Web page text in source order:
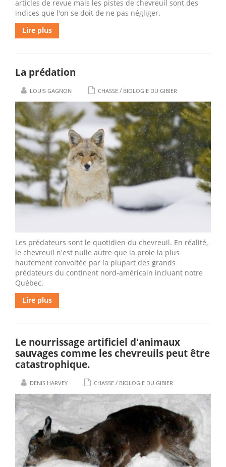
articles de revue mais les pistes de chevreuil sont des
indices que l'on se doit de ne pas négliger.
Lire plus
La prédation
LOUIS GAGNON CHASSE / BIOLOGIE DU GIBIER
Les prédateurs sont le quotidien du chevreuil. En réalité,
le chevreuil n'est nulle autre que la proie la plus
hautement convoitée par la plupart des grands
prédateurs du continent nord-américain incluant notre
Québec.
Lire plus
Le nourrissage artificiel d'animaux
sauvages comme les chevreuils peut être
catastrophique.
DENIS HARVEY CHASSE / BIOLOGIE DU GIBIER